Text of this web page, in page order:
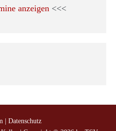
anzeigen <<<
Datenschutz